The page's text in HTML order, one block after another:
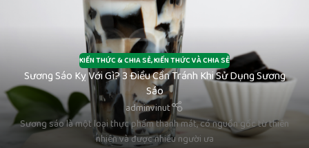
KIẾN THỨC & CHIA SẺ,KIẾN THỨC VÀ CHIA SẺ
Sương Sáo Kỵ Với Gì? 3 Điều Cần Tránh Khi Sử Dụng Sương
Sáo
adminvinut
Sương sáo là một loại thực phẩm thanh mát, có nguồn gốc từ thiên
nhiên và được nhiều người ưa